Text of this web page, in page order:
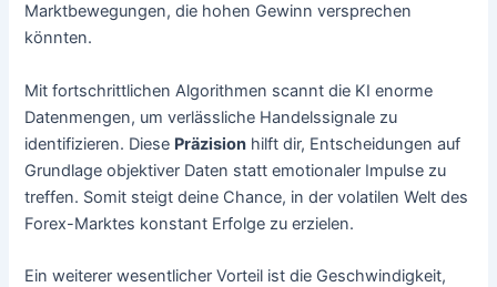
Marktbewegungen, die hohen Gewinn versprechen
könnten.
Mit fortschrittlichen Algorithmen scannt die KI enorme
Datenmengen, um verlässliche Handelssignale zu
identifizieren. Diese Präzision hilft dir, Entscheidungen auf
Grundlage objektiver Daten statt emotionaler Impulse zu
treffen. Somit steigt deine Chance, in der volatilen Welt des
Forex-Marktes konstant Erfolge zu erzielen.
Ein weiterer wesentlicher Vorteil ist die Geschwindigkeit,